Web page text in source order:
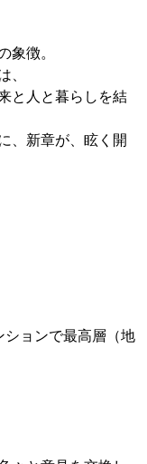
象徴。
、
と人と暮らしを結
、新章が、眩く開
ョンで最高層（地